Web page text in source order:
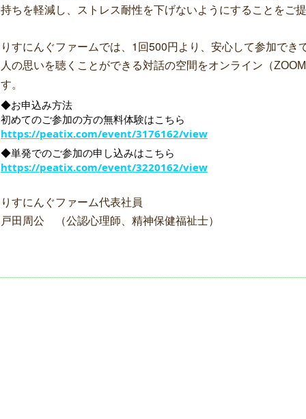
持ちを軽減し、ストレス耐性を下げないようにすることをご提
りすにんぐファームでは、 1回500円より、 安心して参加でき
人の思いを聴くことができる対話の空間をオンライン（ZOOM
す。
◆お申込み方法
初めてのご参加の方の無料体験はこちら
https://peatix.com/event/3176162/view
◆単発でのご参加の申し込みはこちら
https://peatix.com/event/3220162/view
りすにんぐファーム代表社員
戸田周公 （公認心理師、精神保健福祉士）